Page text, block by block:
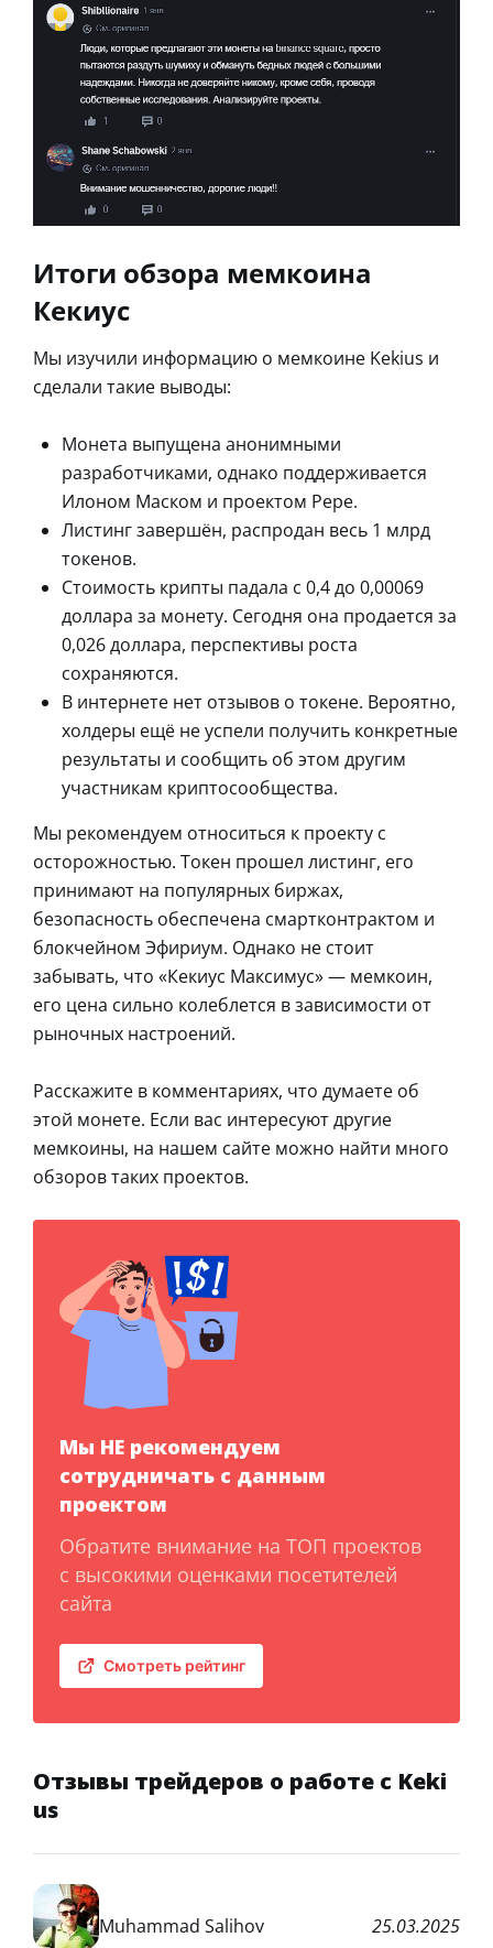
Итоги обзора мемкоина
Кекиус
Мы изучили информацию о мемкоине Kekius и
сделали такие выводы:
Монета выпущена анонимными
разработчиками, однако поддерживается
Илоном Маском и проектом Pepe.
Листинг завершён, распродан весь 1 млрд
токенов.
Стоимость крипты падала с 0,4 до 0,00069
доллара за монету. Сегодня она продается за
0,026 доллара, перспективы роста
сохраняются.
В интернете нет отзывов о токене. Вероятно,
холдеры ещё не успели получить конкретные
результаты и сообщить об этом другим
участникам криптосообщества.
Мы рекомендуем относиться к проекту с
осторожностью. Токен прошел листинг, его
принимают на популярных биржах,
безопасность обеспечена смартконтрактом и
блокчейном Эфириум. Однако не стоит
забывать, что «Кекиус Максимус» — мемкоин,
его цена сильно колеблется в зависимости от
рыночных настроений.
Расскажите в комментариях, что думаете об
этой монете. Если вас интересуют другие
мемкоины, на нашем сайте можно найти много
обзоров таких проектов.
Мы НЕ рекомендуем
сотрудничать с данным
проектом
Обратите внимание на ТОП проектов
с высокими оценками посетителей
сайта
Смотреть рейтинг
Отзывы трейдеров о работе с Keki
us
Muhammad Salihov 25.03.2025